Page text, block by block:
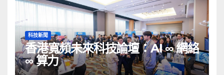
科技新聞
香港寬頻未來科技論壇：AI ∞ 網絡
∞ 算力